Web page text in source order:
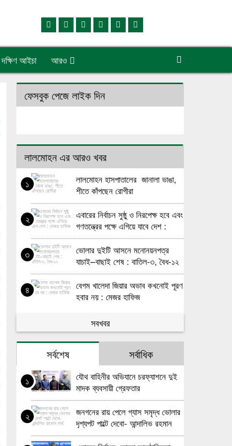
দক্ষিণ আইচা আরও
ফেসবুক পেজে লাইক দিন
লালমোহন এর আরও খবর
১
লালমোহন হাসপাতালের জানালা ভাঙা,
শীতে কাঁপছেন রোগীরা
২
এবারের নির্বাচন সুষ্ঠু ও নিরপেক্ষ হবে এবং
গণতন্ত্রের পক্ষে এগিয়ে যাবে দেশ :
মেজর হাফিজ
৩
ভোলার দুইটি আসনে মনোনয়নপত্র
যাচাই–বাছাই শেষ : বাতিল-৩, বৈধ-১২
৪
বেগম খালেদা জিয়ার অভাব কখনোই পূরণ
হবার নয় : মেজর হাফিজ
খালেদা জিয়ার রুহের মাগফিরাত কামনায়
লালমোহনে দোয়া মাহফিল
খালেদা জিয়ার রুহের মাগফিরাত কামনায়
লালমোহনে দোয়া ও স্মৃতিচারণ অনুষ্ঠান
লালমোহনে চালককে হত্যা করে
অটোরিকশা ছিনতাই !
লালমোহনে মেয়াদ উত্তীর্ণ সিমেন্ট ও
মানহীন সামগ্রী দিয়ে দুর্যোগ আশ্রয়ণ
সবখবর
সর্বশেষ সর্বাধিক
১
যৌথ বাহিনীর অভিযানে চরফ্যাশনে দুই
মাদক ব্যবসায়ী গ্রেফতার
২
জনগনের রায় পেলে গ্যাস সমৃদ্ধ ভোলার
দৃশ্যপট পাল্টে দেবো- আন্দালিভ রহমান
পার্থ